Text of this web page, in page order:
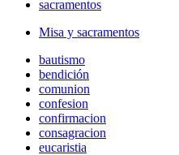
sacramentos
Misa y sacramentos
bautismo
bendición
comunion
confesion
confirmacion
consagracion
eucaristia